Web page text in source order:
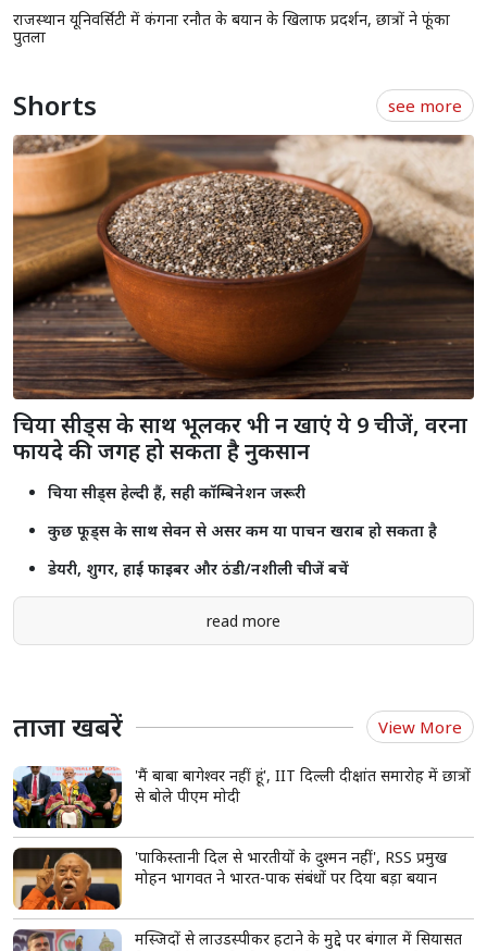
राजस्थान यूनिवर्सिटी में कंगना रनौत के बयान के खिलाफ प्रदर्शन, छात्रों ने फूंका
पुतला
Shorts see more
चिया सीड्स हेल्दी हैं, सही कॉम्बिनेशन जरूरी
कुछ फूड्स के साथ सेवन से असर कम या पाचन खराब हो सकता है
डेयरी, शुगर, हाई फाइबर और ठंडी/नशीली चीजें बचें
read more